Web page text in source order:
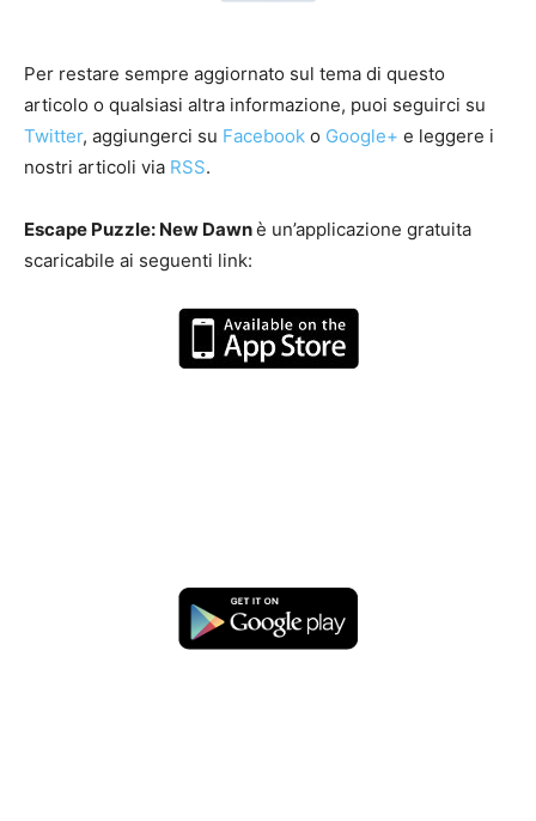
Per restare sempre aggiornato sul tema di questo
articolo o qualsiasi altra informazione, puoi seguirci su
Twitter, aggiungerci su Facebook o Google+ e leggere i
nostri articoli via RSS.
Escape Puzzle: New Dawnè un’applicazione gratuita
scaricabile ai seguenti link: